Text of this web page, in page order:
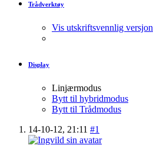
Trådverktøy
Vis utskriftsvennlig versjon
Display
Linjærmodus
Bytt til hybridmodus
Bytt til Trådmodus
14-10-12, 21:11 #1